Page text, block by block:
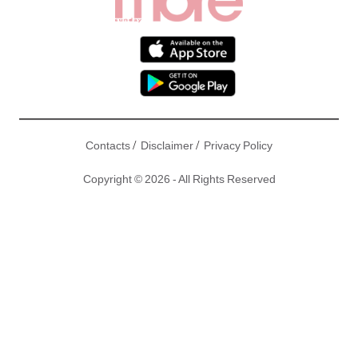
Contacts/ Disclaimer/ Privacy Policy
Copyright © 2026 - All Rights Reserved